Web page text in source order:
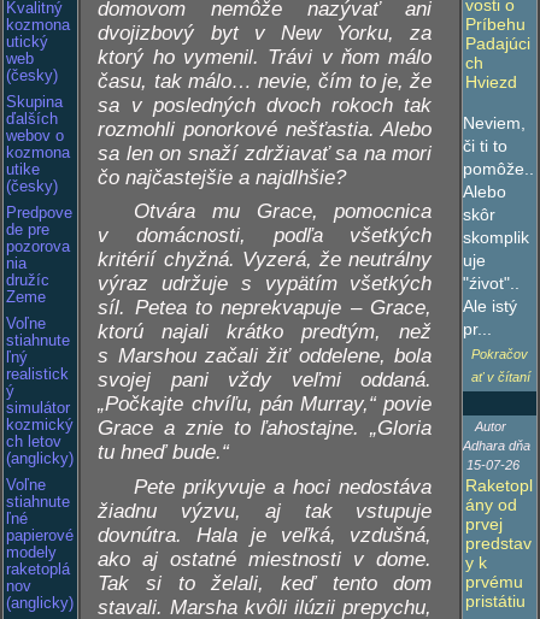
Kvalitný
kozmona
utický
web
(česky)
Skupina
ďalších
webov o
kozmona
utike
(česky)
Predpove
de pre
pozorova
nia
družíc
Zeme
Voľne
stiahnute
ľný
realistick
ý
simulátor
kozmický
ch letov
(anglicky)
Voľne
stiahnute
ľné
papierové
modely
raketoplá
nov
(anglicky)
domovom nemôže nazývať ani
dvojizbový byt v New Yorku, za
ktorý ho vymenil. Trávi v ňom málo
času, tak málo… nevie, čím to je, že
sa v posledných dvoch rokoch tak
rozmohli ponorkové nešťastia. Alebo
sa len on snaží zdržiavať sa na mori
čo najčastejšie a najdlhšie?
Otvára mu Grace, pomocnica
v domácnosti, podľa všetkých
kritérií chyžná. Vyzerá, že neutrálny
výraz udržuje s vypätím všetkých
síl. Petea to neprekvapuje – Grace,
ktorú najali krátko predtým, než
s Marshou začali žiť oddelene, bola
svojej pani vždy veľmi oddaná.
„Počkajte chvíľu, pán Murray,“ povie
Grace a znie to ľahostajne. „Gloria
tu hneď bude.“
Pete prikyvuje a hoci nedostáva
žiadnu výzvu, aj tak vstupuje
dovnútra. Hala je veľká, vzdušná,
ako aj ostatné miestnosti v dome.
Tak si to želali, keď tento dom
stavali. Marsha kvôli ilúzii prepychu,
vosti o
Príbehu
Padajúci
ch
Hviezd
Neviem,
či ti to
pomôže..
Alebo
skôr
skomplik
uje
"źivot"..
Ale istý
pr...
Pokračov
ať v čítaní
Autor
Adhara dňa
15-07-26
Raketopl
ány od
prvej
predstav
y k
prvému
pristátiu